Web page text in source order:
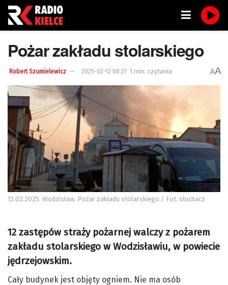
Pożar zakładu stolarskiego
Robert Szumielewicz 2025-02-12 08:27 1 min. czytania AA
12.02.2025. Wodzisław. Pożar zakładu stolarskiego / Fot. słuchacz
12 zastępów straży pożarnej walczy z pożarem
zakładu stolarskiego w Wodzisławiu, w powiecie
jędrzejowskim.
Cały budynek jest objęty ogniem. Nie ma osób